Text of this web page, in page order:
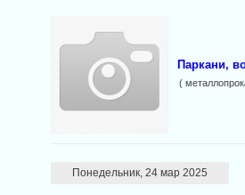
Паркани,
(
Понедельник, 24 мар 2025